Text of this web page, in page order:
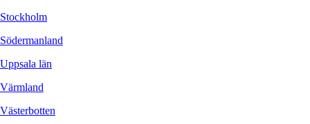
Stockholm
Södermanland
Uppsala län
Värmland
Västerbotten